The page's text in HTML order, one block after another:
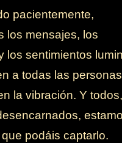
pacientemente,
los mensajes, los
los sentimientos
a todas las
la vibración. Y todos,
podáis captarlo.